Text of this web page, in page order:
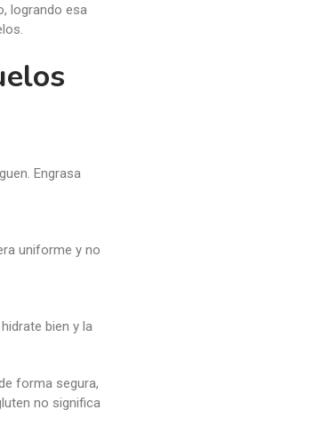
Engrasa
uniforme y no
bien y la
forma segura,
no significa